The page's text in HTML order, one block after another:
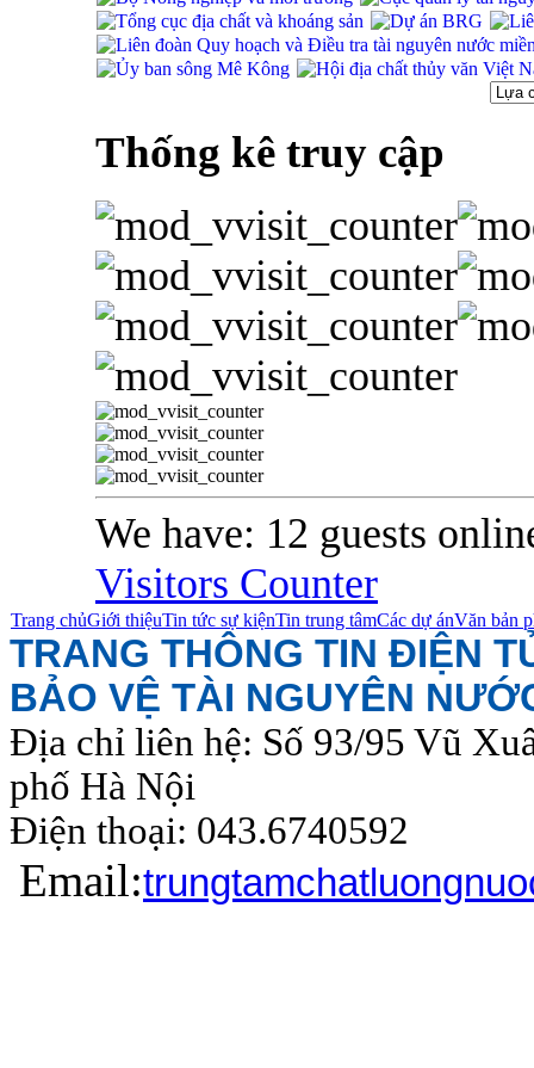
Thống kê truy cập
We have: 12 guests
Visitors Counter
Trang chủGiới thiệuTin tức sự kiệnTin trung tâmCác dự ánVăn bản
TRANG THÔNG TIN ĐIỆN
BẢO VỆ TÀI NGUYÊN
Địa chỉ liên hệ: Số 93/95 Vũ
phố Hà Nội
Điện thoại:
Email: